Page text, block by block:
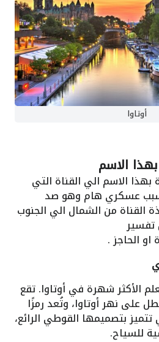
أوتاوا
الاسم
الاسم الي القناة التي
عسكري هام وهو صد
القناة من الشمال الي الجنوب
تفسير
الحاجز .
الأكثر شهرة في أوتاوا. تقع
على نهر أوتاوا، وتُعد رمزًا
بتصميمها القوطي الرائع،
للسياح.